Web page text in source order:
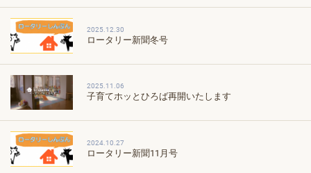
2025.12.30
ロータリー新聞冬号
2025.11.06
子育てホッとひろば再開いたします
2024.10.27
ロータリー新聞11月号